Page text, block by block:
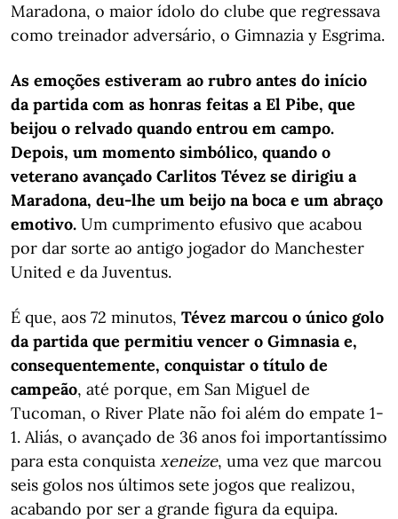
Maradona, o maior ídolo do clube que regressava
como treinador adversário, o Gimnazia y Esgrima.
As emoções estiveram ao rubro antes do início
da partida com as honras feitas a El Pibe, que
beijou o relvado quando entrou em campo.
Depois, um momento simbólico, quando o
veterano avançado Carlitos Tévez se dirigiu a
Maradona, deu-lhe um beijo na boca e um abraço
emotivo. Um cumprimento efusivo que acabou
por dar sorte ao antigo jogador do Manchester
United e da Juventus.
É que, aos 72 minutos, Tévez marcou o único golo
da partida que permitiu vencer o Gimnasia e,
consequentemente, conquistar o título de
campeão, até porque, em San Miguel de
Tucoman, o River Plate não foi além do empate 1-
1. Aliás, o avançado de 36 anos foi importantíssimo
para esta conquista xeneize, uma vez que marcou
seis golos nos últimos sete jogos que realizou,
acabando por ser a grande figura da equipa.